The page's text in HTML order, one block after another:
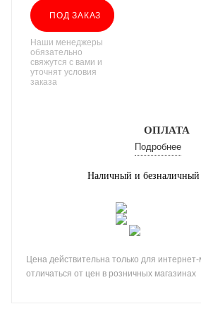
ПОД ЗАКАЗ
Наши менеджеры
обязательно
свяжутся с вами и
уточнят условия
заказа
ОПЛАТА
Подробнее
Наличный и безналичный
Цена действительна только для
отличаться от цен в розничных магазинах